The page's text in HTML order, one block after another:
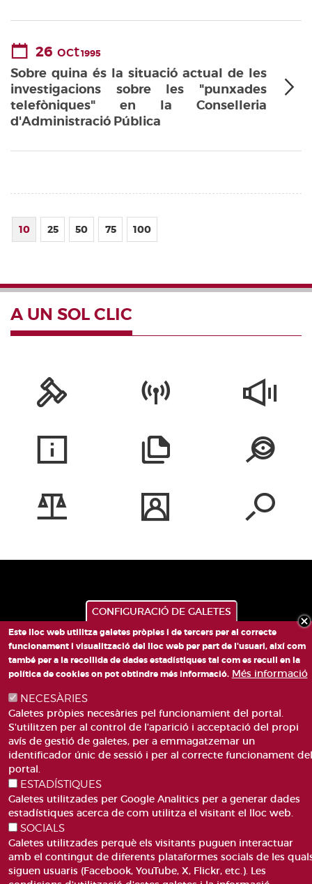
26 oct1995
Sobre quina és la situació actual de les
investigacions sobre les "punxades
telefòniques" en la Conselleria
d'Administració Pública
10 25 50 75 100
A UN SOL CLIC
PLAÇA DE SANT LLORENÇ, 4 VALÈNCIA 46003
CORREU
Pie
de
página
ACCESIBILITAT
AVÍS LEGAL
CANAL DE DENÚNCIES
GLOSSARI
PREGUNTES FREQÜENTS
MAPA WEB
POLÍTICA DE GALETES
CONFIGURACIÓ DE GALETES
Este lloc web utilitza galetes pròpies i de tercers per al correcte
funcionament i visualització del lloc web per part de l'usuari, així com
també per a la recollida de dades estadístiques tal com es recull en la
política de cookies on pot obtindre més informació. Més informació
NECESÀRIES
Galetes pròpies necesàries pel funcionamient del portal.
S'utilitzen per al control de l'aparició i acceptació del propi
avís de gestió de galetes, per a emmagatzemar un
identificador únic de sessió i per al correcte funcionament del
portal.
ESTADÍSTIQUES
Galetes utilitzades per Google Analitics per a generar dades
estadístiques acerca de com utilitza el visitant el lloc web.
SOCIALS
Galetes utilitzades perquè els visitants puguen interactuar
amb el contingut de diferents plataformes socials de les
siguen usuaris (Facebook, YouTube, X, Flickr, etc.). Les